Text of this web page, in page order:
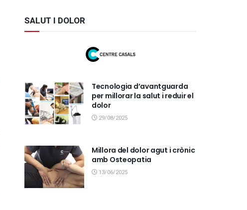
SALUT I DOLOR
Tecnologia d’avantguarda
per millorar la salut i reduir el
dolor
29/08/2025
Millora del dolor agut i crònic
amb Osteopatia
13/06/2025